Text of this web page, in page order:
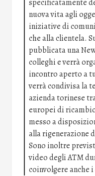
specificatamente
nuova vita agli
iniziative di
che alla clientela.
pubblicata una
colleghi e verrà
incontro aperto a
verrà condivisa la
azienda torinese
europei di
messo a
alla rigenerazione
Sono inoltre
video degli ATM
coinvolgere anche